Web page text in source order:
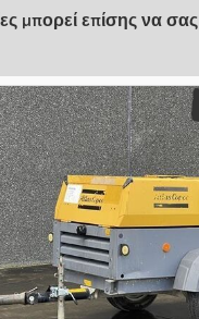
μπορεί επίσης να σας